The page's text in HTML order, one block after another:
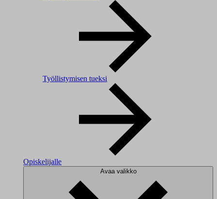
Työllistymisen tueksi
Opiskelijalle
Avaa valikko